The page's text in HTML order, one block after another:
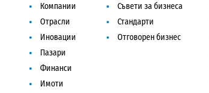
Компании
Отрасли
Иновации
Пазари
Финанси
Имоти
Съвети за бизнеса
Стандарти
Отговорен бизнес